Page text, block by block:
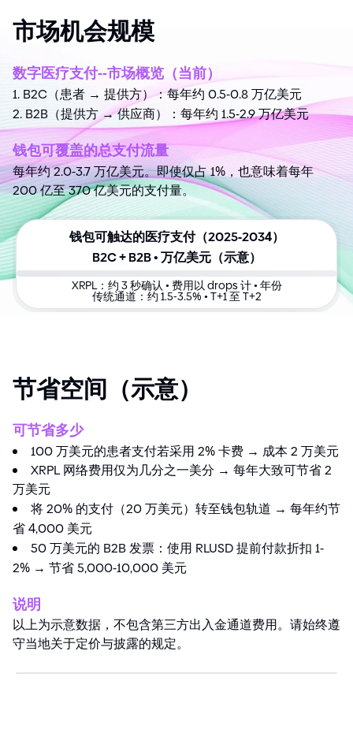
市场机会规模
数字医疗支付--市场概览（当前）
B2C（患者 → 提供方）：每年约 0.5-0.8 万亿美元
B2B（提供方 → 供应商）：每年约 1.5-2.9 万亿美元
钱包可覆盖的总支付流量
每年约 2.0-3.7 万亿美元。即使仅占 1% ，也意味着每年
200 亿至 370 亿美元的支付量。
钱包可触达的医疗支付（2025-2034）
B2C+B2B • 万亿美元（示意）
XRPL：约 3 秒确认 • 费用以 drops 计 • 年份
传统通道：约 1.5-3.5%• T+1 至 T+2
节省空间（示意）
可节省多少
100 万美元的患者支付若采用 2%卡费 → 成本 2 万美元
XRPL 网络费用仅为几分之一美分 → 每年大致可节省 2
万美元
将 20% 的支付（20 万美元）转至钱包轨道 → 每年约节
省4,000 美元
50 万美元的 B2B 发票：使用 RLUSD 提前付款折扣 1-
2% → 节省 5,000-10,000 美元
说明
以上为示意数据，不包含第三方出入金通道费用。请始终遵
守当地关于定价与披露的规定。